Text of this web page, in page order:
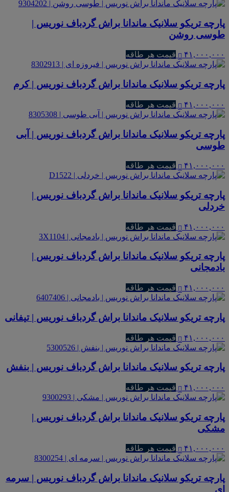
پارچه تریکو سلانیک ماندانا براش گردباف نوریس |
طوسی روشن
۴۱,۰۰۰,۰۰۰ قیمت هر طاقه
پارچه تریکو سلانیک ماندانا براش گردباف نوریس | کرم
۴۱,۰۰۰,۰۰۰ قیمت هر طاقه
پارچه تریکو سلانیک ماندانا براش گردباف نوریس | آبی
طوسی
۴۱,۰۰۰,۰۰۰ قیمت هر طاقه
پارچه تریکو سلانیک ماندانا براش گردباف نوریس |
خردلی
۴۱,۰۰۰,۰۰۰ قیمت هر طاقه
پارچه تریکو سلانیک ماندانا براش گردباف نوریس |
بادمجانی
۴۱,۰۰۰,۰۰۰ قیمت هر طاقه
پارچه تریکو سلانیک ماندانا براش گردباف نوریس | تیفانی
۴۱,۰۰۰,۰۰۰ قیمت هر طاقه
پارچه تریکو سلانیک ماندانا براش گردباف نوریس | بنفش
۴۱,۰۰۰,۰۰۰ قیمت هر طاقه
پارچه تریکو سلانیک ماندانا براش گردباف نوریس |
مشکی
۴۱,۰۰۰,۰۰۰ قیمت هر طاقه
پارچه تریکو سلانیک ماندانا براش گردباف نوریس | سرمه
ای